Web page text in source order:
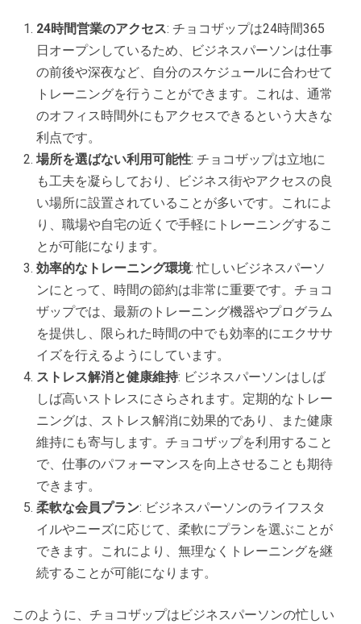
24時間営業のアクセス: チョコザップは24時間365
日オープンしているため、ビジネスパーソンは仕事
の前後や深夜など、自分のスケジュールに合わせて
トレーニングを行うことができます。これは、通常
のオフィス時間外にもアクセスできるという大きな
利点です。
場所を選ばない利用可能性: チョコザップは立地に
も工夫を凝らしており、ビジネス街やアクセスの良
い場所に設置されていることが多いです。これによ
り、職場や自宅の近くで手軽にトレーニングするこ
とが可能になります。
効率的なトレーニング環境: 忙しいビジネスパーソ
ンにとって、時間の節約は非常に重要です。チョコ
ザップでは、最新のトレーニング機器やプログラム
を提供し、限られた時間の中でも効率的にエクササ
イズを行えるようにしています。
ストレス解消と健康維持: ビジネスパーソンはしば
しば高いストレスにさらされます。定期的なトレー
ニングは、ストレス解消に効果的であり、また健康
維持にも寄与します。チョコザップを利用すること
で、仕事のパフォーマンスを向上させることも期待
できます。
柔軟な会員プラン: ビジネスパーソンのライフスタ
イルやニーズに応じて、柔軟にプランを選ぶことが
できます。これにより、無理なくトレーニングを継
続することが可能になります。
このように、チョコザップはビジネスパーソンの忙しい